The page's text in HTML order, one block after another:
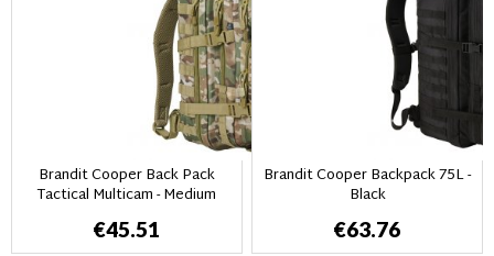
Brandit Cooper Back Pack
Tactical Multicam - Medium
€45.51
Brandit Cooper Backpack 75L -
Black
€63.76